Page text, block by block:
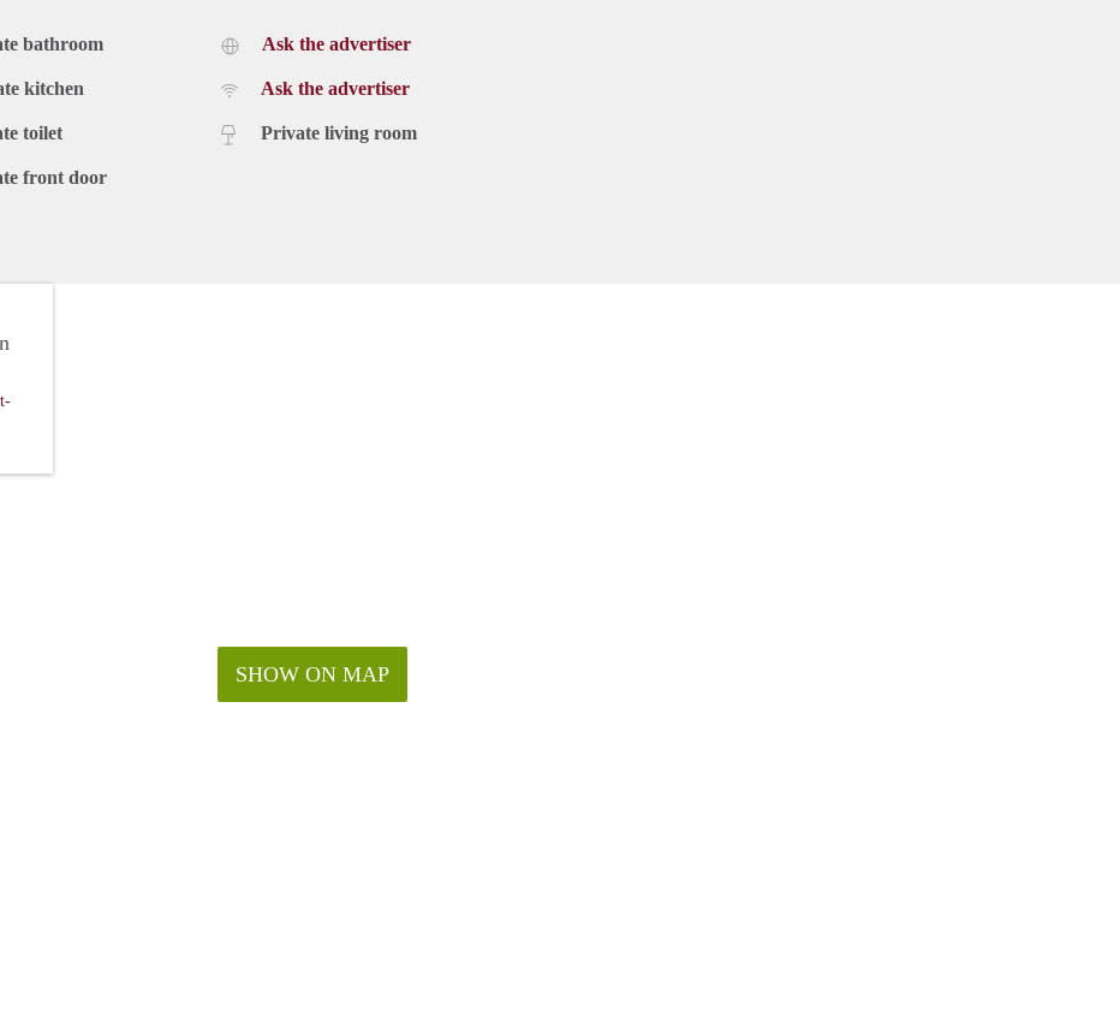
bathroom
kitchen
toilet
front door
Ask the advertiser
Ask the advertiser
Private living room
SHOW ON MAP